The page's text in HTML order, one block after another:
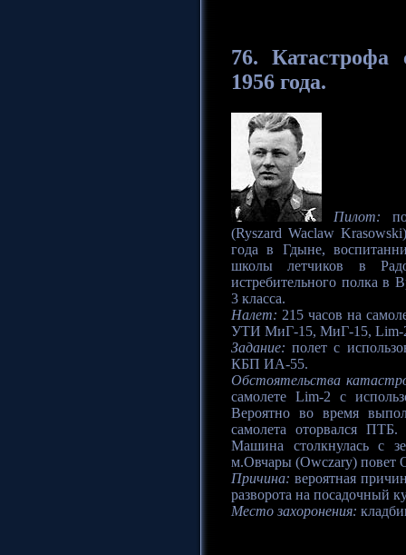
76. Катастрофа
1956 года.
Пилот:
(Ryszard Waclaw
года в Гдыне,
школы летчиков в
истребительного полка в
3 класса.
Налет: 215 часов на
УТИ МиГ-15, МиГ-15, Lim-
Задание: полет с
КБП ИА-55.
Обстоятельства
самолете Lim-2 с
Вероятно во время
самолета оторвался
Машина столкнулась с
м.Овчары (Owczary) повет
Причина: вероятная
разворота на посадочный
Место захоронения: